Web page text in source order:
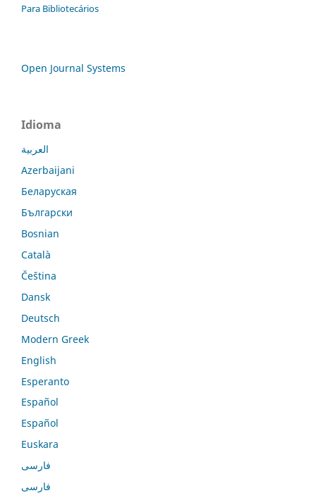
Para Bibliotecários
Open Journal Systems
Idioma
العربية
Azerbaijani
Беларуская
Български
Bosnian
Català
Čeština
Dansk
Deutsch
Modern Greek
English
Esperanto
Español
Español
Euskara
فارسی
فارسی